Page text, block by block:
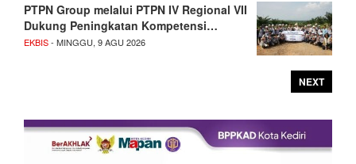
PTPN Group melalui PTPN IV Regional VII
Dukung Peningkatan Kompetensi…
EKBIS- MINGGU, 9 AGU 2026
NEXT